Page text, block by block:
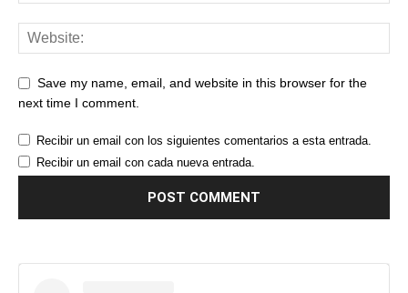
Save my name, email, and website in this browser for the
next time I comment.
Recibir un email con los siguientes comentarios a esta entrada.
Recibir un email con cada nueva entrada.